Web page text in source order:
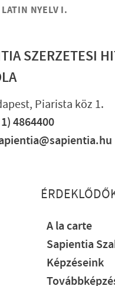
LATIN NYELV I.
SZERZETESI
Piarista köz 1.
4864400
A la carte
Sapientia
Képzéseink